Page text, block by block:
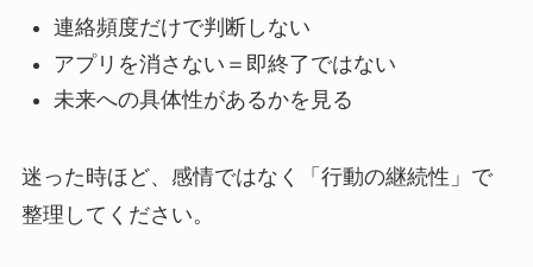
連絡頻度だけで判断しない
アプリを消さない＝即終了ではない
未来への具体性があるかを見る
迷った時ほど、感情ではなく「行動の継続性」で
整理してください。